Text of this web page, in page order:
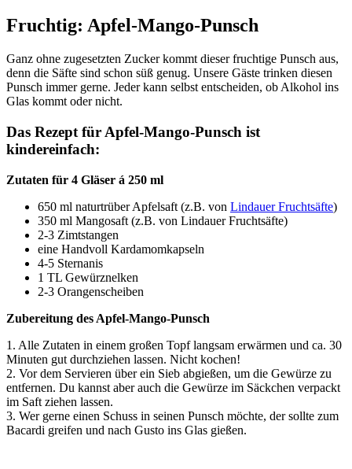
Fruchtig: Apfel-Mango-Punsch
Ganz ohne zugesetzten Zucker kommt dieser fruchtige Punsch aus,
denn die Säfte sind schon süß genug. Unsere Gäste trinken diesen
Punsch immer gerne. Jeder kann selbst entscheiden, ob Alkohol ins
Glas kommt oder nicht.
Das Rezept für Apfel-Mango-Punsch ist
kindereinfach:
Zutaten für 4 Gläser á 250 ml
650 ml naturtrüber Apfelsaft (z.B. von Lindauer Fruchtsäfte)
350 ml Mangosaft (z.B. von Lindauer Fruchtsäfte)
2-3 Zimtstangen
eine Handvoll Kardamomkapseln
4-5 Sternanis
1 TL Gewürznelken
2-3 Orangenscheiben
Zubereitung des Apfel-Mango-Punsch
1. Alle Zutaten in einem großen Topf langsam erwärmen und ca. 30
Minuten gut durchziehen lassen. Nicht kochen!
2. Vor dem Servieren über ein Sieb abgießen, um die Gewürze zu
entfernen. Du kannst aber auch die Gewürze im Säckchen verpackt
im Saft ziehen lassen.
3. Wer gerne einen Schuss in seinen Punsch möchte, der sollte zum
Bacardi greifen und nach Gusto ins Glas gießen.